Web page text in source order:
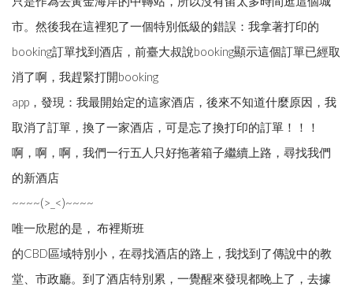
市。然後我在這裡犯了一個特別低級的錯誤：我拿著打印的
booking訂單找到酒店，前臺大叔說booking顯示這個訂單已經取
消了啊，我趕緊打開booking
app，發現：我最開始定的這家酒店，後來不知道什麼原因，我
取消了訂單，換了一家酒店，可是忘了換打印的訂單！！！
啊，啊，啊，我們一行五人只好拖著箱子繼續上路，尋找我們
的新酒店
~~~~(>_<)~~~~
唯一欣慰的是， 布裡斯班
的CBD區域特別小，在尋找酒店的路上，我找到了傳說中的教
堂、市政廳。到了酒店特別累，一覺醒來發現都晚上了，去據